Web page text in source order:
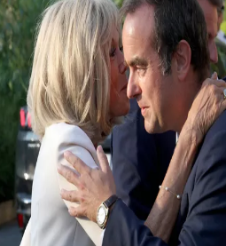
2025. Alain Robert/Pool/Bestimage
article